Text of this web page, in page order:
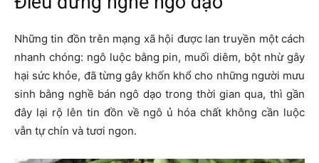
Những tin đồn trên mạng xã hội được lan truyền một cách
nhanh chóng: ngô luộc bằng pin, muối diêm, bột nhừ gây
hại sức khỏe, đã từng gây khốn khổ cho những người mưu
sinh bằng nghề bán ngô dạo trong thời gian qua, thì gần
đây lại rộ lên tin đồn về ngô ủ hóa chất không cần luộc
vẫn tự chín và tươi ngon.